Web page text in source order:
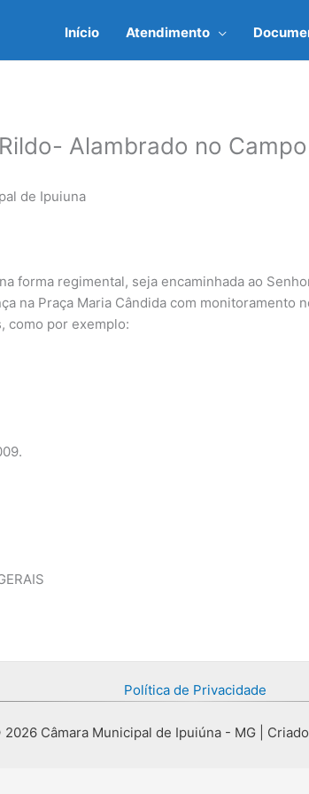
Início Atendimento
Alambrado no
de Ipuiuna
forma regimental, seja encaminhada ao
na Praça Maria Cândida com monitoramento
como por exemplo:
Política de Privacidade
Câmara Municipal de Ipuiúna - MG |